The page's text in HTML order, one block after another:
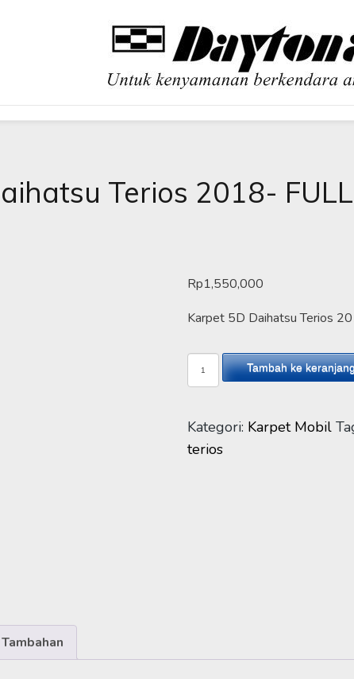
Terios 2018-
Rp1,550,000
Karpet 5D Daihatsu Terios
Kuantitas
Karpet
Daihatsu
Terios
Tambah ke
Kategori: Karpet Mobil
terios